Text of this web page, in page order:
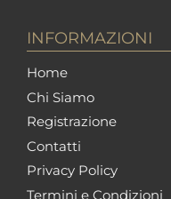
INFORMAZIONI
Home
Chi Siamo
Registrazione
Contatti
Privacy Policy
Termini e Condizioni